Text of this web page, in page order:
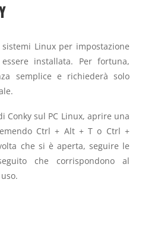
Linux per impostazione
installata. Per fortuna,
semplice e richiederà solo
Conky sul PC Linux, aprire una
Ctrl + Alt + T o Ctrl +
che si è aperta, seguire le
che corrispondono al